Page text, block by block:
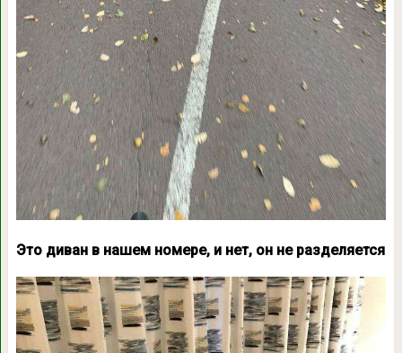
Это диван в нашем номере, и нет, он не разделяется